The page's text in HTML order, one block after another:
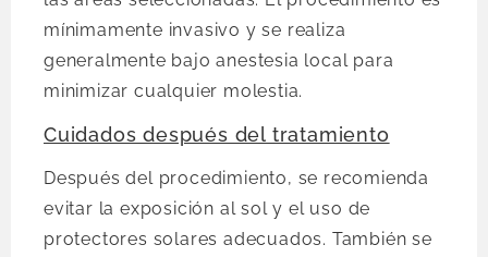
mínimamente invasivo y se realiza
generalmente bajo anestesia local para
minimizar cualquier molestia.
Cuidados después del tratamiento
Después del procedimiento, se recomienda
evitar la exposición al sol y el uso de
protectores solares adecuados. También se